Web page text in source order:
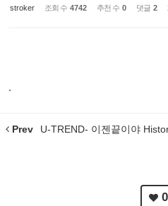
stroker 조회 수 4742 추천 수 0 댓글 2
.
Prev U-TREND- 이젠끝이야
0